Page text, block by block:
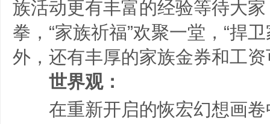
族活动更有丰富的经验等待大家
拳，“家族祈福”欢聚一堂，“捍
外，还有丰厚的家族金券和工
世界观：
在重新开启的恢宏幻想画卷